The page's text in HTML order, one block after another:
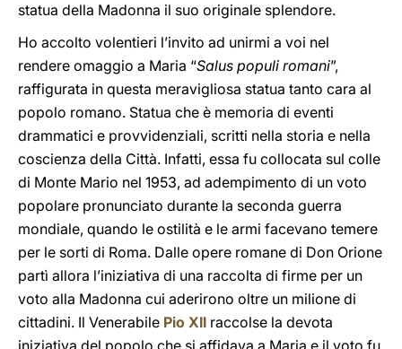
statua della Madonna il suo originale splendore.
Ho accolto volentieri l’invito ad unirmi a voi nel
rendere omaggio a Maria “Salus populi romani”,
raffigurata in questa meravigliosa statua tanto cara al
popolo romano. Statua che è memoria di eventi
drammatici e provvidenziali, scritti nella storia e nella
coscienza della Città. Infatti, essa fu collocata sul colle
di Monte Mario nel 1953, ad adempimento di un voto
popolare pronunciato durante la seconda guerra
mondiale, quando le ostilità e le armi facevano temere
per le sorti di Roma. Dalle opere romane di Don Orione
partì allora l’iniziativa di una raccolta di firme per un
voto alla Madonna cui aderirono oltre un milione di
cittadini. Il Venerabile Pio XII raccolse la devota
iniziativa del popolo che si affidava a Maria e il voto fu